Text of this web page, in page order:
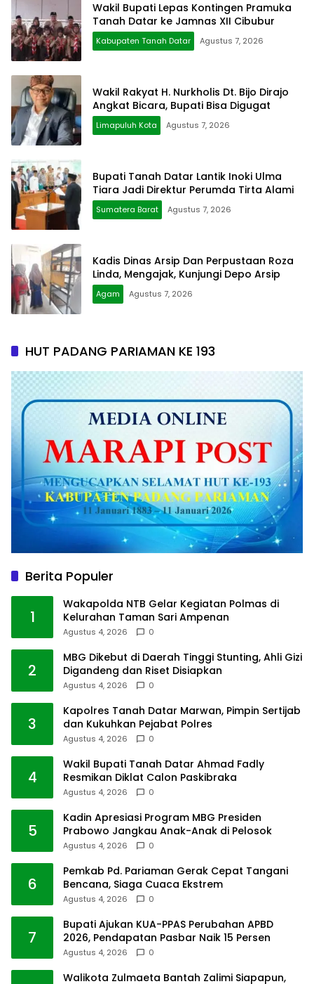
Wakil Bupati Lepas Kontingen Pramuka
Tanah Datar ke Jamnas XII Cibubur
Kabupaten Tanah Datar Agustus 7, 2026
Wakil Rakyat H. Nurkholis Dt. Bijo Dirajo
Angkat Bicara, Bupati Bisa Digugat
Limapuluh Kota Agustus 7, 2026
Bupati Tanah Datar Lantik Inoki Ulma
Tiara Jadi Direktur Perumda Tirta Alami
Sumatera Barat Agustus 7, 2026
Kadis Dinas Arsip Dan Perpustaan Roza
Linda, Mengajak, Kunjungi Depo Arsip
Agam Agustus 7, 2026
HUT PADANG PARIAMAN KE 193
Berita Populer
1
Wakapolda NTB Gelar Kegiatan Polmas di
Kelurahan Taman Sari Ampenan
Agustus 4, 2026 0
2
MBG Dikebut di Daerah Tinggi Stunting, Ahli Gizi
Digandeng dan Riset Disiapkan
Agustus 4, 2026 0
3
Kapolres Tanah Datar Marwan, Pimpin Sertijab
dan Kukuhkan Pejabat Polres
Agustus 4, 2026 0
4
Wakil Bupati Tanah Datar Ahmad Fadly
Resmikan Diklat Calon Paskibraka
Agustus 4, 2026 0
5
Kadin Apresiasi Program MBG Presiden
Prabowo Jangkau Anak-Anak di Pelosok
Agustus 4, 2026 0
6
Pemkab Pd. Pariaman Gerak Cepat Tangani
Bencana, Siaga Cuaca Ekstrem
Agustus 4, 2026 0
7
Bupati Ajukan KUA-PPAS Perubahan APBD
2026, Pendapatan Pasbar Naik 15 Persen
Agustus 4, 2026 0
Walikota Zulmaeta Bantah Zalimi Siapapun,